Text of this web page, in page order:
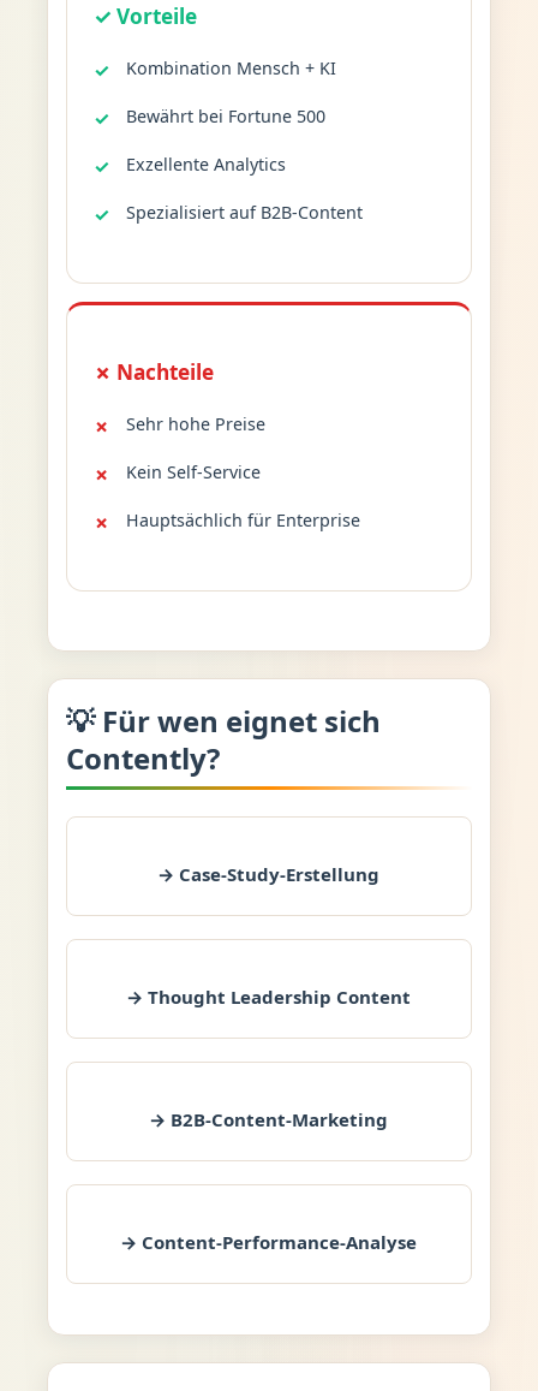
✓ Vorteile
Kombination Mensch + KI
Bewährt bei Fortune 500
Exzellente Analytics
Spezialisiert auf B2B-Content
✗ Nachteile
Sehr hohe Preise
Kein Self-Service
Hauptsächlich für Enterprise
💡 Für wen eignet sich
Contently?
→ Case-Study-Erstellung
→ Thought Leadership Content
→ B2B-Content-Marketing
→ Content-Performance-Analyse